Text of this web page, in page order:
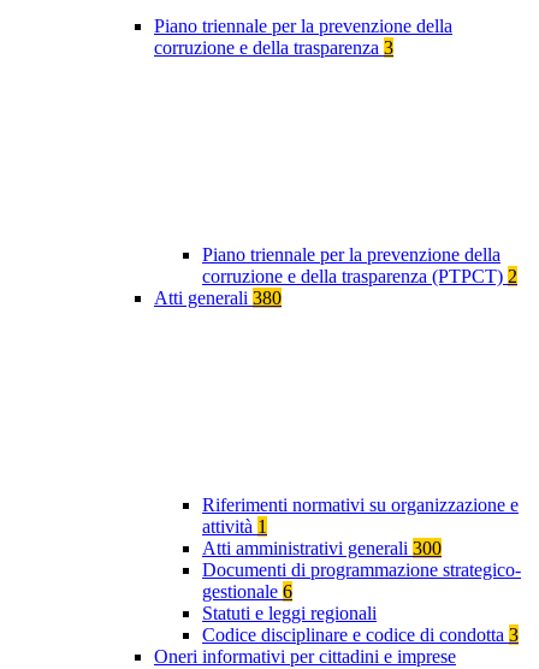
Piano triennale per la prevenzione della
corruzione e della trasparenza 3
Piano triennale per la prevenzione della
corruzione e della trasparenza (PTPCT) 2
Atti generali 380
Riferimenti normativi su organizzazione e
attività 1
Atti amministrativi generali 300
Documenti di programmazione strategico-
gestionale 6
Statuti e leggi regionali
Codice disciplinare e codice di condotta 3
Oneri informativi per cittadini e imprese